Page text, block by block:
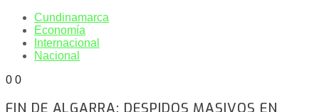
Cundinamarca
Economía
Internacional
Nacional
0 0
FIN DE ALGARRA: DESPIDOS MASIVOS EN